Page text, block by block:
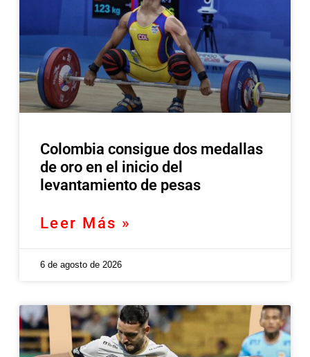
Colombia consigue dos medallas
de oro en el inicio del
levantamiento de pesas
Leer Más »
6 de agosto de 2026